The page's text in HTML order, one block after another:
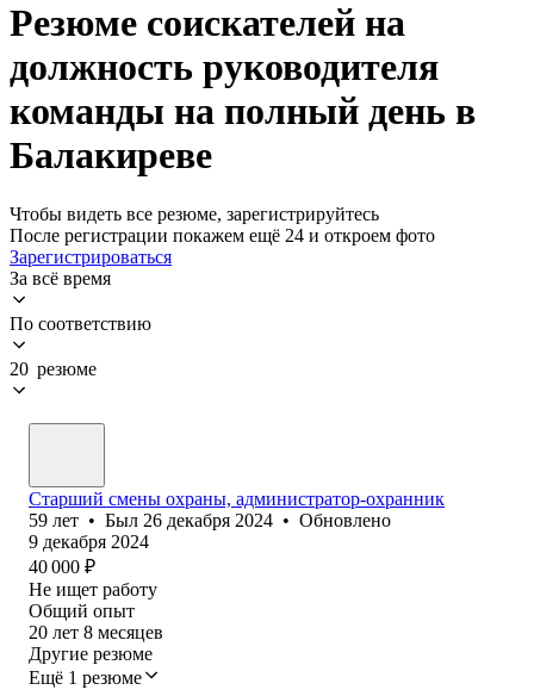
Резюме соискателей на
должность руководителя
команды на полный день в
Балакиреве
Чтобы видеть все резюме, зарегистрируйтесь
После регистрации покажем ещё 24 и откроем фото
Зарегистрироваться
За всё время
По соответствию
20 резюме
Старший смены охраны, администратор-охранник
59 лет • Был 26 декабря 2024 • Обновлено
9 декабря 2024
40 000 ₽
Не ищет работу
Общий опыт
20 лет 8 месяцев
Другие резюме
Ещё 1 резюме